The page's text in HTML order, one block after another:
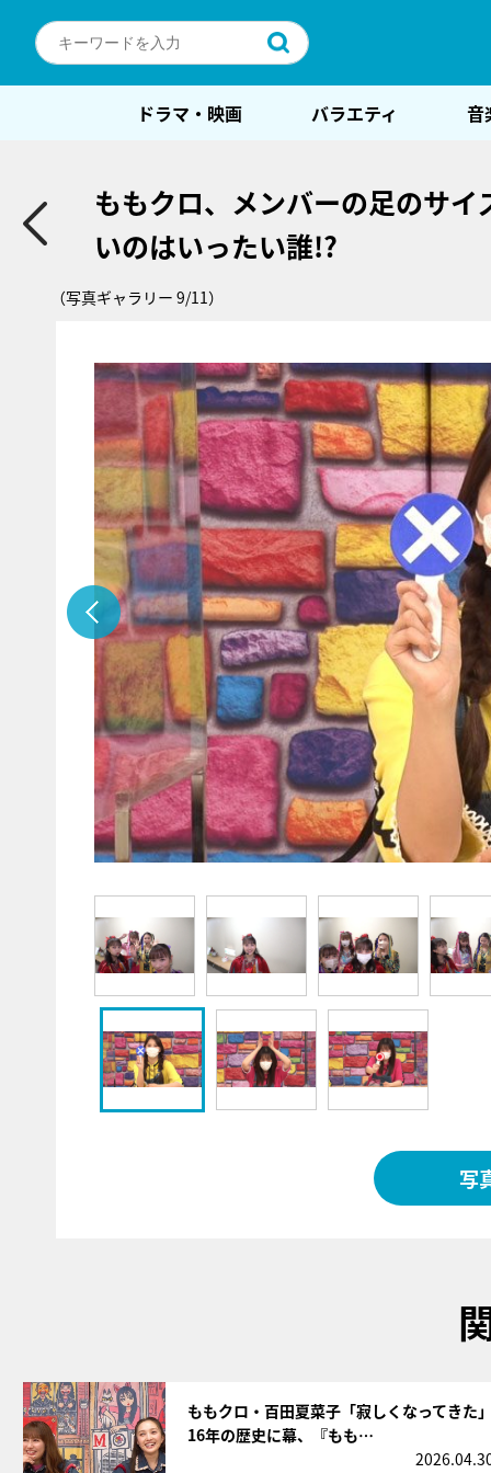
ドラマ・映画 バラエティ 音
ももクロ、メンバーの足のサ
いのはいったい誰!?
（写真ギャラリー 9/11）
写
ももクロ・百田夏菜子「寂しくなってきた
16年の歴史に幕、『もも…